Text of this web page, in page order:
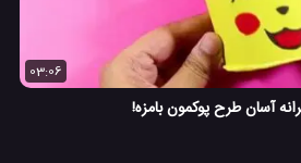
03:06
آسان طرح پوکمون بامزه!